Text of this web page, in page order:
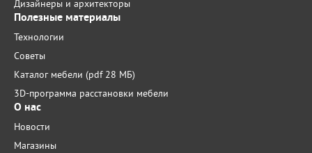
Дизайнеры и архитекторы
Полезные материалы
Технологии
Советы
Каталог мебели (pdf 28 МБ)
3D-программа расстановки мебели
О нас
Новости
Магазины